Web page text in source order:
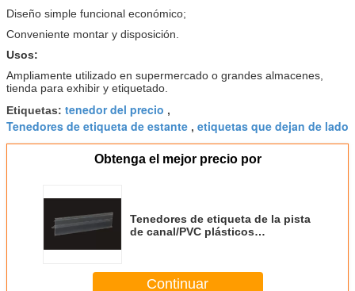
Diseño simple funcional económico;
Conveniente montar y disposición.
Usos:
Ampliamente utilizado en supermercado o grandes almacenes,
tienda para exhibir y etiquetado.
Etiquetas: tenedor del precio ,
Tenedores de etiqueta de estante , etiquetas que dejan de lado
Obtenga el mejor precio por
Tenedores de etiqueta de la pista
de canal/PVC plásticos
canal del precio
Continuar